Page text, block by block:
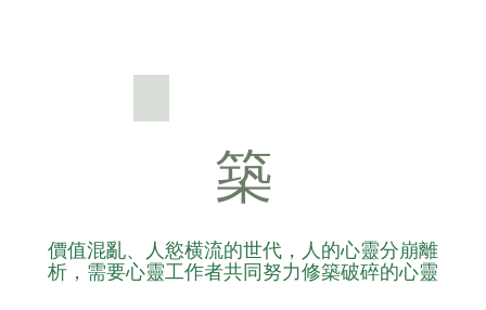
築
價值混亂、人慾横流的世代，人的心靈分崩離
析，需要心靈工作者共同努力修築破碎的心靈